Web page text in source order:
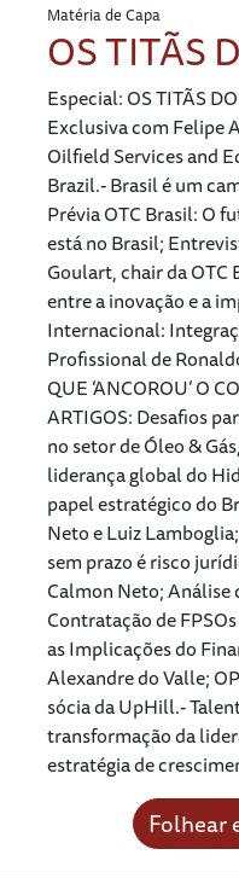
Matéria de Capa
OS TITÃS
Especial: OS TITÃS
Exclusiva com Felipe
Oilfield Services and
Brazil.- Brasil é um
Prévia OTC Brasil: O
está no Brasil;
Goulart, chair da
entre a inovação e a
Internacional:
Profissional de
QUE ‘ANCOROU’ O
ARTIGOS: Desafios
no setor de Óleo &
liderança global do
papel estratégico do
Neto e Luiz
sem prazo é risco
Calmon Neto; Análise
Contratação de
as Implicações do
Alexandre do Valle;
sócia da UpHill.-
transformação da
estratégia de
Folhear